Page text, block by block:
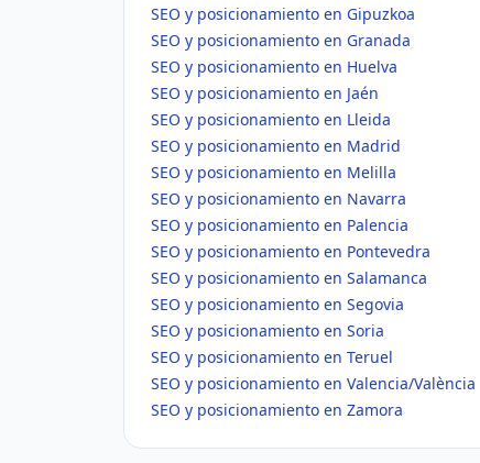
SEO y posicionamiento en Gipuzkoa
SEO y posicionamiento en Granada
SEO y posicionamiento en Huelva
SEO y posicionamiento en Jaén
SEO y posicionamiento en Lleida
SEO y posicionamiento en Madrid
SEO y posicionamiento en Melilla
SEO y posicionamiento en Navarra
SEO y posicionamiento en Palencia
SEO y posicionamiento en Pontevedra
SEO y posicionamiento en Salamanca
SEO y posicionamiento en Segovia
SEO y posicionamiento en Soria
SEO y posicionamiento en Teruel
SEO y posicionamiento en Valencia/València
SEO y posicionamiento en Zamora